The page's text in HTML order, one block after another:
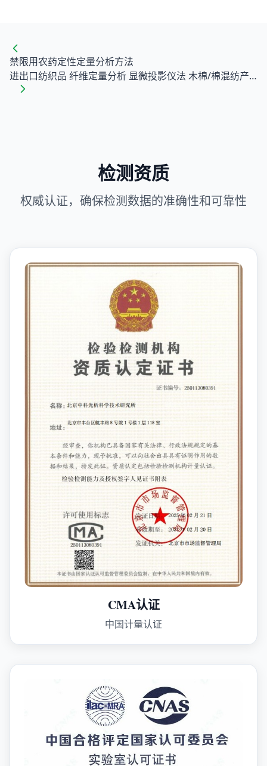
禁限用农药定性定量分析方法
进出口纺织品 纤维定量分析 显微投影仪法 木棉/棉混纺产品？
检测资质
权威认证，确保检测数据的准确性和可靠性
CMA认证
中国计量认证